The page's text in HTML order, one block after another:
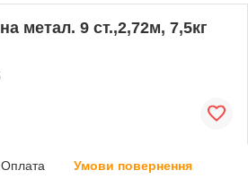
метал. 9 ст.,2,72м, 7,5кг
Оплата Умови повернення